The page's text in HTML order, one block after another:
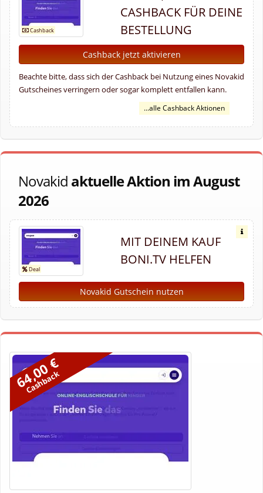
CASHBACK FÜR DEINE
BESTELLUNG
Cashback jetzt aktivieren
Beachte bitte, dass sich der Cashback bei Nutzung eines Novakid
Gutscheines verringern oder sogar komplett entfallen kann.
...alle Cashback Aktionen
Novakid aktuelle Aktion im August
2026
MIT DEINEM KAUF
BONI.TV HELFEN
Novakid Gutschein nutzen
64,00 €
Cashback